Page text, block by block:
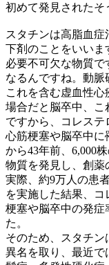
初めて発見されたそ
スタチンは高脂血
下剤のことをいいま
必要不可欠な物質で
なるんですね。動脈
これを含む虚血性
場合だと脳卒中、こ
ですから、コレステ
心筋梗塞や脳卒中に
から43年前、6,000
物質を発見し、創薬
実際、約9万人の患
を実施した結果、コ
梗塞や脳卒中の発症
た。
そのため、スタチ
異名を取り、最近で